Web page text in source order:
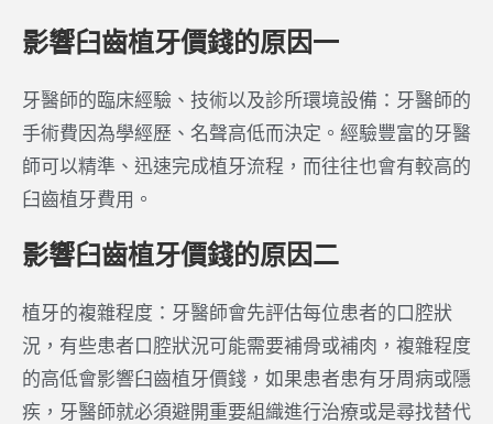
影響臼齒植牙價錢的原因一
牙醫師的臨床經驗、技術以及診所環境設備：牙醫師的
手術費因為學經歷、名聲高低而決定。經驗豐富的牙醫
師可以精準、迅速完成植牙流程，而往往也會有較高的
臼齒植牙費用。
影響臼齒植牙價錢的原因二
植牙的複雜程度：牙醫師會先評估每位患者的口腔狀
況，有些患者口腔狀況可能需要補骨或補肉，複雜程度
的高低會影響臼齒植牙價錢，如果患者患有牙周病或隱
疾，牙醫師就必須避開重要組織進行治療或是尋找替代